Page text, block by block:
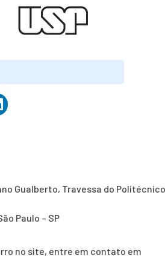
Gualberto, Travessa do
Paulo – SP
no site, entre em contato em